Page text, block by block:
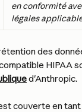
en conformité
légales
des
HIPAA
d'Anthropic.
couverte en